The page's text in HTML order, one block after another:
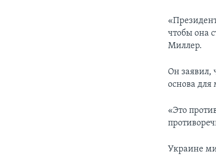
чтобы она
Миллер.
Он заявил,
основа для
«Это
Украине